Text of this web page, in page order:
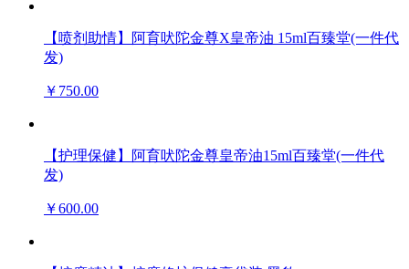
【喷剂助情】阿育吠陀金尊X皇帝油 15ml百臻堂(一件代
发)
￥750.00
【护理保健】阿育吠陀金尊皇帝油15ml百臻堂(一件代
发)
￥600.00